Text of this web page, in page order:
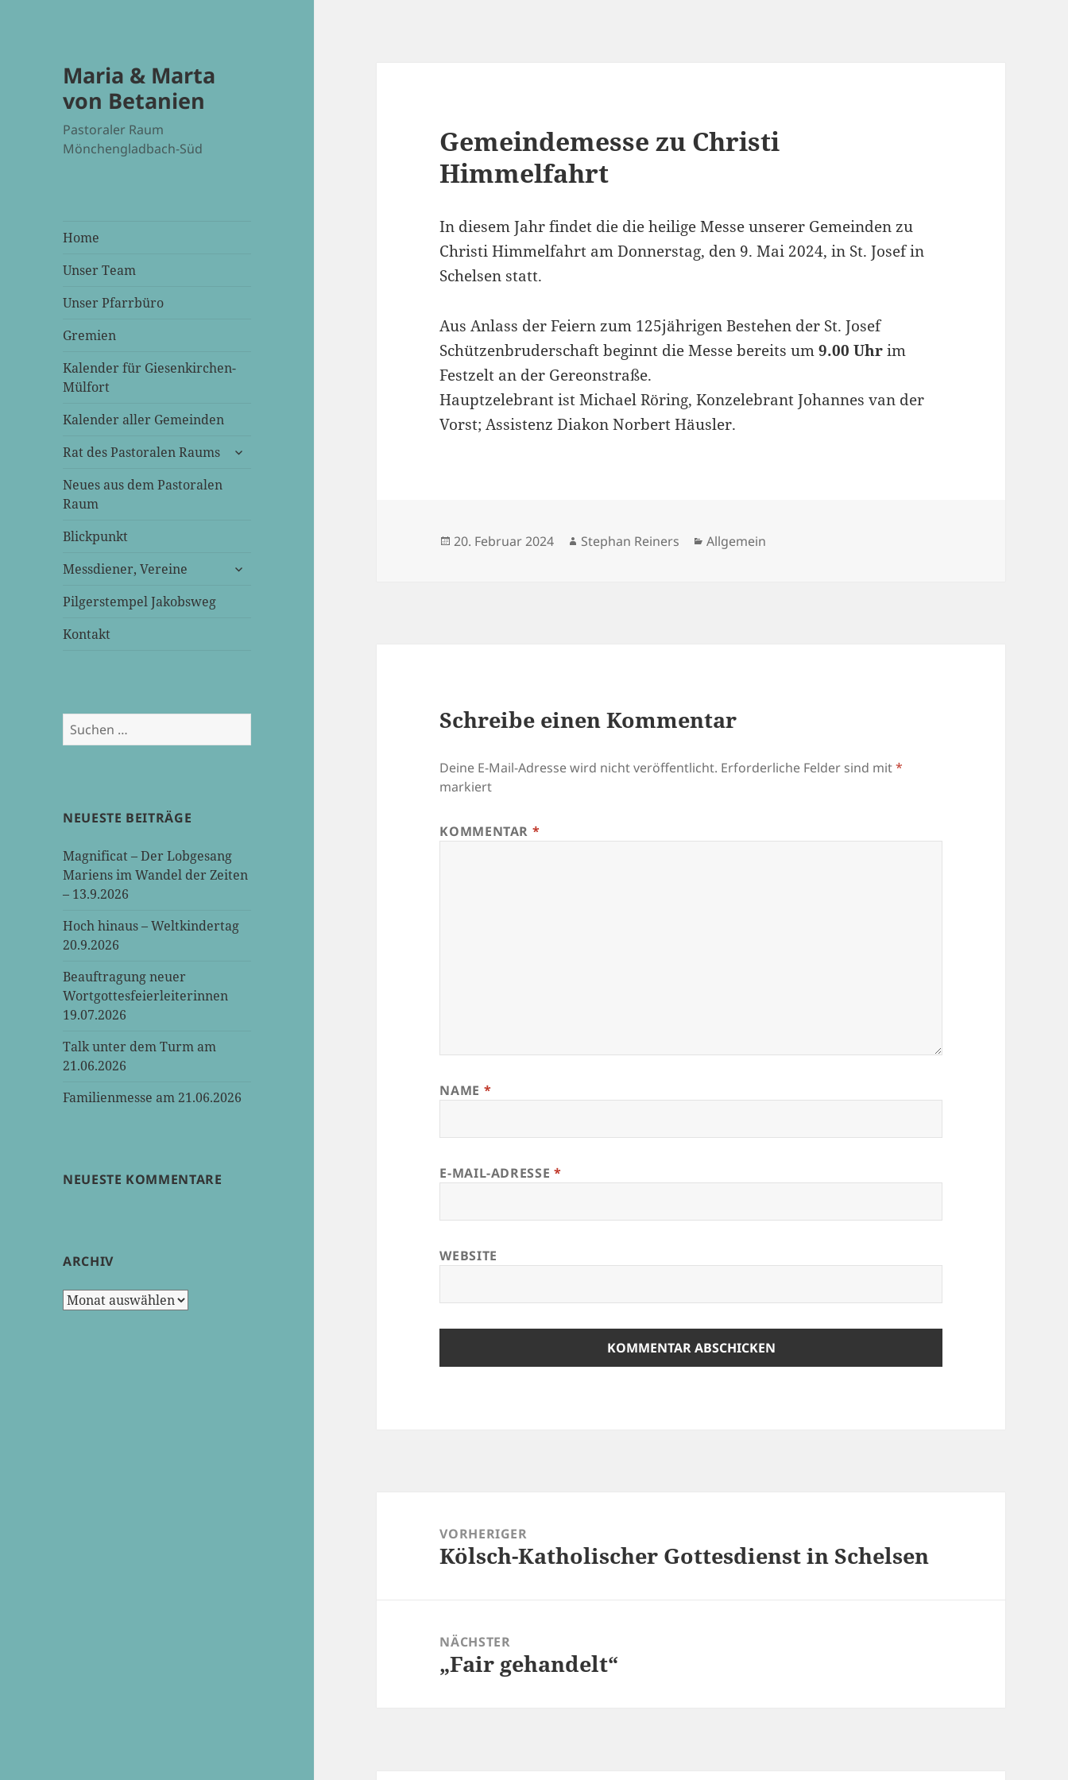
Maria & Marta
von Betanien
Pastoraler Raum
Mönchengladbach-Süd
Home
Unser Team
Unser Pfarrbüro
Gremien
Kalender für Giesenkirchen-
Mülfort
Kalender aller Gemeinden
Rat des Pastoralen Raums
untermenü
Neues aus dem Pastoralen
Raum
Blickpunkt
Messdiener, Vereine
untermenü
Pilgerstempel Jakobsweg
Kontakt
Suchen
nach:
NEUESTE BEITRÄGE
Magnificat – Der Lobgesang
Mariens im Wandel der Zeiten
– 13.9.2026
Hoch hinaus – Weltkindertag
20.9.2026
Beauftragung neuer
Wortgottesfeierleiterinnen
19.07.2026
Talk unter dem Turm am
21.06.2026
Familienmesse am 21.06.2026
NEUESTE KOMMENTARE
ARCHIV
Archiv
Gemeindemesse zu Christi
Himmelfahrt
In diesem Jahr findet die die heilige Messe unserer Gemeinden zu
Christi Himmelfahrt am Donnerstag, den 9. Mai 2024, in St. Josef in
Schelsen statt.
Aus Anlass der Feiern zum 125jährigen Bestehen der St. Josef
Schützenbruderschaft beginnt die Messe bereits um9.00 Uhrim
Festzelt an der Gereonstraße.
Hauptzelebrant ist Michael Röring, Konzelebrant Johannes van der
Vorst; Assistenz Diakon Norbert Häusler.
Veröffentlicht
20. Februar 2024 Autor
Stephan Reiners Kategorien
Allgemein
Schreibe einen Kommentar
Deine E-Mail-Adresse wird nicht veröffentlicht. Erforderliche Felder sind mit*
markiert
KOMMENTAR *
NAME *
E-MAIL-ADRESSE *
WEBSITE
VORHERIGER
Vorheriger
Kölsch-Katholischer Gottesdienst in Schelsen
NÄCHSTER
Nächster
„Fair gehandelt“